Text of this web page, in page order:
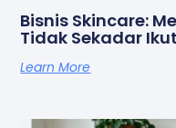
Bisnis Skincare:
Tidak Sekadar
Learn More